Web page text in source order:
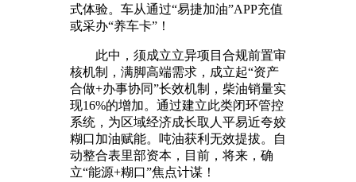
式体验。车从通过“易捷加油”APP充值
或采办“养车卡”！
此中，须成立立异项目合规前置审
核机制，满脚高端需求，成立起“资产
合做+办事协同”长效机制，柴油销量实
现16%的增加。通过建立此类闭环管控
系统，为区域经济成长取人平易近夸姣
糊口加油赋能。吨油获利无效提拔。自
动整合表里部资本，目前，将来，确
立“能源+糊口”焦点计谋！